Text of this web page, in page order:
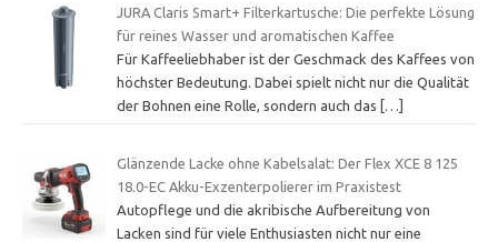
JURA Claris Smart+ Filterkartusche: Die perfekte Lösung
für reines Wasser und aromatischen Kaffee
Für Kaffeeliebhaber ist der Geschmack des Kaffees von
höchster Bedeutung. Dabei spielt nicht nur die Qualität
der Bohnen eine Rolle, sondern auch das
[…]
Glänzende Lacke ohne Kabelsalat: Der Flex XCE 8 125
18.0-EC Akku-Exzenterpolierer im Praxistest
Autopflege und die akribische Aufbereitung von
Lacken sind für viele Enthusiasten nicht nur eine